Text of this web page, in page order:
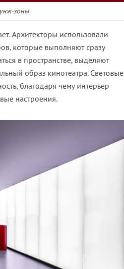
зоны
Архитекторы использовали
которые выполняют сразу
в пространстве, выделяют
образ кинотеатра. Световые
благодаря чему интерьер
настроения.